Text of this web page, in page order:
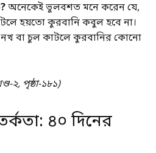
অনেকেই ভুলবশত মনে করেন যে,
হয়তো কুরবানি কবুল হবে না।
নখ বা চুল কাটলে কুরবানির কোনো
২, পৃষ্ঠা-১৮১)
৪০ দিনের